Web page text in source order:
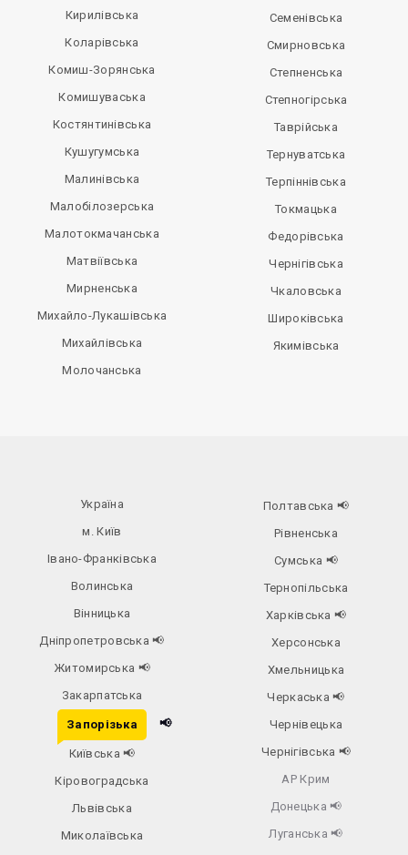
Кирилівська
Коларівська
Комиш-Зорянська
Комишуваська
Костянтинівська
Кушугумська
Малинівська
Малобілозерська
Малотокмачанська
Матвіївська
Мирненська
Михайло-Лукашівська
Михайлівська
Молочанська
Семенівська
Смирновська
Степненська
Степногірська
Таврійська
Тернуватська
Терпіннівська
Токмацька
Федорівська
Чернігівська
Чкаловська
Широківська
Якимівська
Україна
м. Київ
Івано-Франківська
Волинська
Вінницька
Дніпропетровська📢
Житомирська 📢
Закарпатська
Запорізька 📢
Київська📢
Кіровоградська
Львівська
Миколаївська
Полтавська 📢
Рівненська
Сумська 📢
Тернопільська
Харківська 📢
Херсонська
Хмельницька
Черкаська📢
Чернівецька
Чернігівська 📢
АР Крим
Донецька 📢
Луганська 📢